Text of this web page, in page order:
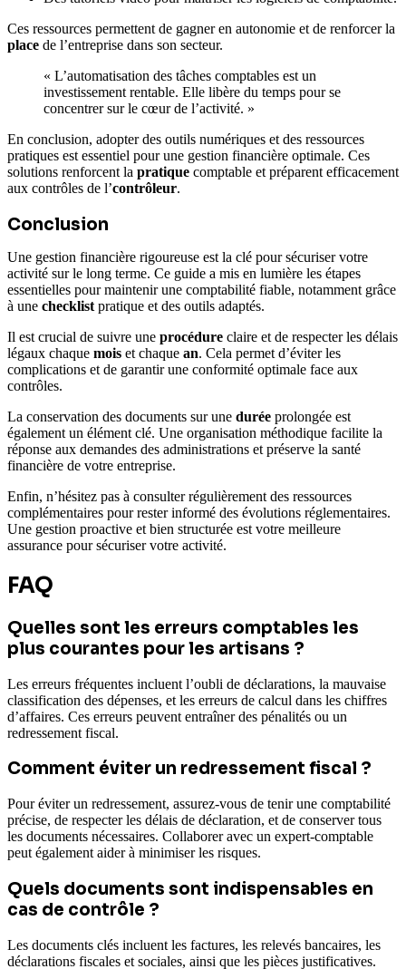
Ces ressources permettent de gagner en autonomie et de renforcer la
place de l’entreprise dans son secteur.
« L’automatisation des tâches comptables est un
investissement rentable. Elle libère du temps pour se
concentrer sur le cœur de l’activité. »
En conclusion, adopter des outils numériques et des ressources
pratiques est essentiel pour une gestion financière optimale. Ces
solutions renforcent la pratique comptable et préparent efficacement
aux contrôles de l’contrôleur.
Conclusion
Une gestion financière rigoureuse est la clé pour sécuriser votre
activité sur le long terme. Ce guide a mis en lumière les étapes
essentielles pour maintenir une comptabilité fiable, notamment grâce
à une checklist pratique et des outils adaptés.
Il est crucial de suivre une procédure claire et de respecter les délais
légaux chaque mois et chaque an. Cela permet d’éviter les
complications et de garantir une conformité optimale face aux
contrôles.
La conservation des documents sur une durée prolongée est
également un élément clé. Une organisation méthodique facilite la
réponse aux demandes des administrations et préserve la santé
financière de votre entreprise.
Enfin, n’hésitez pas à consulter régulièrement des ressources
complémentaires pour rester informé des évolutions réglementaires.
Une gestion proactive et bien structurée est votre meilleure
assurance pour sécuriser votre activité.
FAQ
Quelles sont les erreurs comptables les
plus courantes pour les artisans ?
Les erreurs fréquentes incluent l’oubli de déclarations, la mauvaise
classification des dépenses, et les erreurs de calcul dans les chiffres
d’affaires. Ces erreurs peuvent entraîner des pénalités ou un
redressement fiscal.
Comment éviter un redressement fiscal ?
Pour éviter un redressement, assurez-vous de tenir une comptabilité
précise, de respecter les délais de déclaration, et de conserver tous
les documents nécessaires. Collaborer avec un expert-comptable
peut également aider à minimiser les risques.
Quels documents sont indispensables en
cas de contrôle ?
Les documents clés incluent les factures, les relevés bancaires, les
déclarations fiscales et sociales, ainsi que les pièces justificatives.